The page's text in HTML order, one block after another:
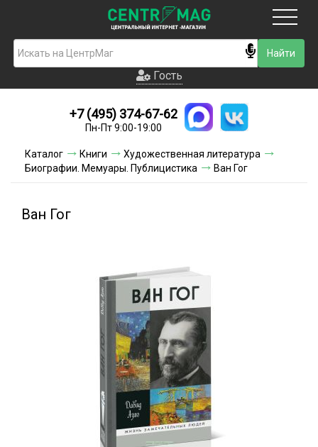
Гость
Новинки
Условия доставки
Гость
+7 (495) 374-67-62
Пн-Пт 9:00-19:00
Каталог Книги
Художественная литература
Биографии. Мемуары. Публицистика
Ван Гог
Ван Гог